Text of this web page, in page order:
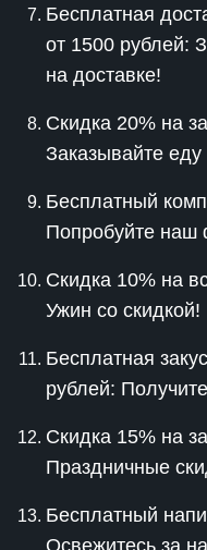
Бесплатная
от 1500 рублей:
на доставке!
Скидка 20% на
Заказывайте
Бесплатный
Попробуйте наш
Скидка 10% на
Ужин со скидкой!
Бесплатная
рублей:
Скидка 15% на
Праздничные
Бесплатный
Освежитесь за